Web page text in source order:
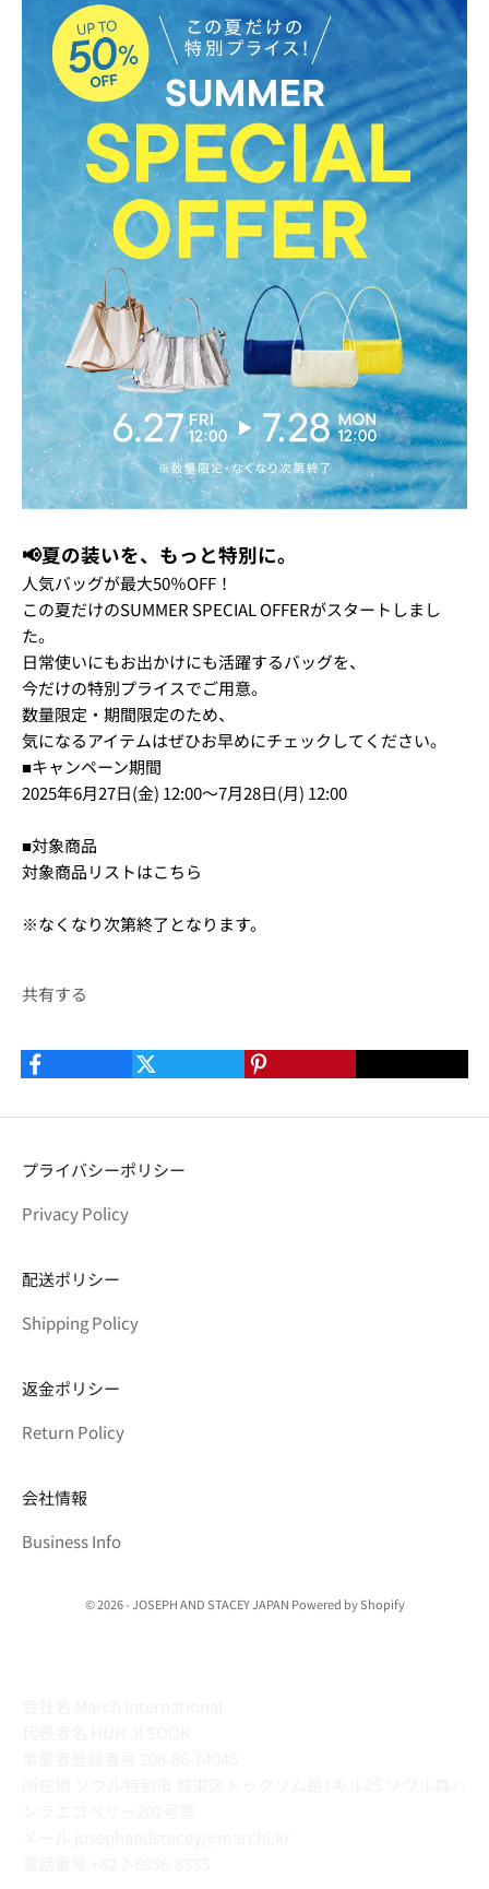
📢夏の装いを、もっと特別に。
人気バッグが最大50％OFF！
この夏だけのSUMMER SPECIAL OFFERがスタートしまし
た。
日常使いにもお出かけにも活躍するバッグを、
今だけの特別プライスでご用意。
数量限定・期間限定のため、
気になるアイテムはぜひお早めにチェックしてください。
■キャンペーン期間
2025年6月27日(金) 12:00～7月28日(月) 12:00
■対象商品
対象商品リストはこちら
※なくなり次第終了となります。
共有する
プライバシーポリシー
Privacy Policy
配送ポリシー
Shipping Policy
返金ポリシー
Return Policy
会社情報
Business Info
© 2026 - JOSEPH AND STACEY JAPAN Powered by Shopify